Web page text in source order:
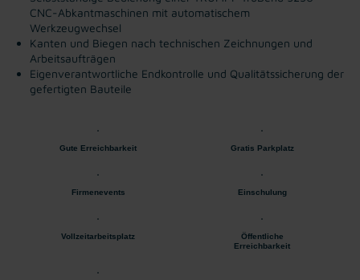
CNC-Abkantmaschinen mit automatischem
Werkzeugwechsel
Kanten und Biegen nach technischen Zeichnungen und
Arbeitsaufträgen
Eigenverantwortliche Endkontrolle und Qualitätssicherung der
gefertigten Bauteile
Gute Erreichbarkeit Gratis Parkplatz
Firmenevents Einschulung
Vollzeitarbeitsplatz
Öffentliche
Erreichbarkeit